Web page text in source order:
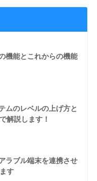
機能とこれからの機能
のレベルの上げ方と
解説します！
ラブル端末を連携させ
す